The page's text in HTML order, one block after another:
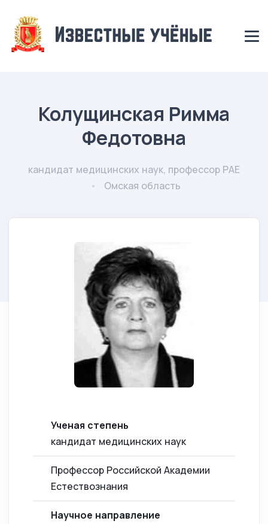
Колущинская Римма
Федотовна
кандидат медицинских наук, профессор РАЕ
Омская область
Ученая степень
кандидат медицинских наук
Профессор Российской Академии
Естествознания
Научное направление